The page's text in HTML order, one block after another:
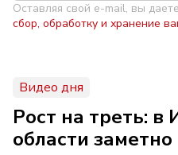
Оставляя свой e-mail, вы
сбор, обработку и хранение
Видео дня
Рост на треть: в
области